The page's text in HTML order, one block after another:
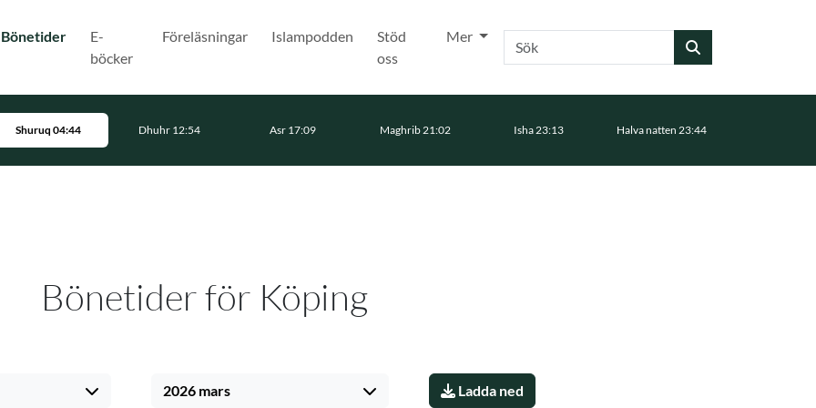
Bönetider(Nuvarande)
E-
böcker
Föreläsningar Islampodden
Stöd
oss
Mer Sök
Shuruq 04:44 Dhuhr 12:54 Asr 17:09 Maghrib 21:02 Isha 23:13 Halva natten 23:44
Bönetider för Köping
2026 mars Ladda ned